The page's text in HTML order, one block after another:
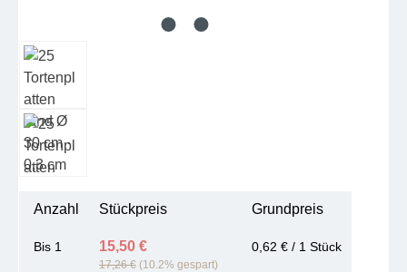
Anzahl Stückpreis Grundpreis
Bis 1 15,50 €
17,26 € (10.2% gespart)
0,62 € / 1 Stück